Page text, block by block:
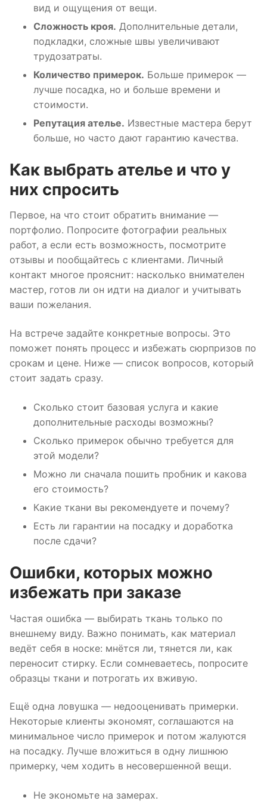
вид и ощущения от вещи.
Сложность кроя. Дополнительные детали,
подкладки, сложные швы увеличивают
трудозатраты.
Количество примерок. Больше примерок —
лучше посадка, но и больше времени и
стоимости.
Репутация ателье. Известные мастера берут
больше, но часто дают гарантию качества.
Как выбрать ателье и что у
них спросить
Первое, на что стоит обратить внимание —
портфолио. Попросите фотографии реальных
работ, а если есть возможность, посмотрите
отзывы и пообщайтесь с клиентами. Личный
контакт многое прояснит: насколько внимателен
мастер, готов ли он идти на диалог и учитывать
ваши пожелания.
На встрече задайте конкретные вопросы. Это
поможет понять процесс и избежать сюрпризов по
срокам и цене. Ниже — список вопросов, который
стоит задать сразу.
Сколько стоит базовая услуга и какие
дополнительные расходы возможны?
Сколько примерок обычно требуется для
этой модели?
Можно ли сначала пошить пробник и какова
его стоимость?
Какие ткани вы рекомендуете и почему?
Есть ли гарантии на посадку и доработка
после сдачи?
Ошибки, которых можно
избежать при заказе
Частая ошибка — выбирать ткань только по
внешнему виду. Важно понимать, как материал
ведёт себя в носке: мнётся ли, тянется ли, как
переносит стирку. Если сомневаетесь, попросите
образцы ткани и потрогать их вживую.
Ещё одна ловушка — недооценивать примерки.
Некоторые клиенты экономят, соглашаются на
минимальное число примерок и потом жалуются
на посадку. Лучше вложиться в одну лишнюю
примерку, чем ходить в несовершенной вещи.
Не экономьте на замерах.